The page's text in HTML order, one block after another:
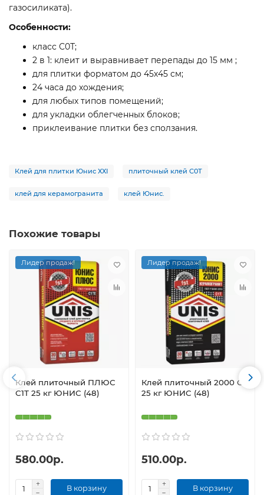
газосиликата).
Особенности:
класс С0Т;
2 в 1: клеит и выравнивает перепады до 15 мм ;
для плитки форматом до 45х45 см;
24 часа до хождения;
для любых типов помещений;
для укладки облегченных блоков;
приклеивание плитки без сползания.
Клей для плитки Юнис ХХI плиточный клей С0Т
клей для керамогранита клей Юнис.
Похожие товары
Лидер продаж!
Клей плиточный ПЛЮС
С1Т 25 кг ЮНИС (48)
580.00р.
В корзину
Лидер продаж!
Клей плиточный 2000 С1
25 кг ЮНИС (48)
510.00р.
В корзину